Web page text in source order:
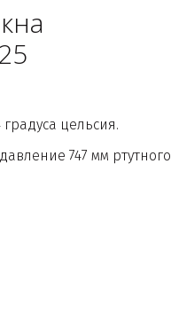
цельсия.
747 мм ртутного